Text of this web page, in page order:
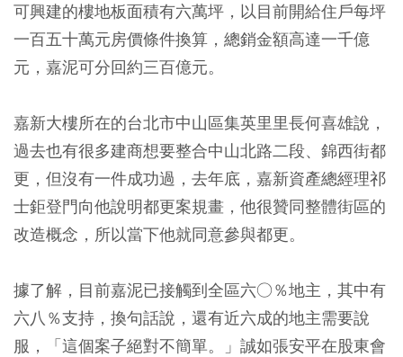
可興建的樓地板面積有六萬坪，以目前開給住戶每坪
一百五十萬元房價條件換算，總銷金額高達一千億
元，嘉泥可分回約三百億元。
嘉新大樓所在的台北市中山區集英里里長何喜雄說，
過去也有很多建商想要整合中山北路二段、錦西街都
更，但沒有一件成功過，去年底，嘉新資產總經理祁
士鉅登門向他說明都更案規畫，他很贊同整體街區的
改造概念，所以當下他就同意參與都更。
據了解，目前嘉泥已接觸到全區六○％地主，其中有
六八％支持，換句話說，還有近六成的地主需要說
服，「這個案子絕對不簡單。」誠如張安平在股東會